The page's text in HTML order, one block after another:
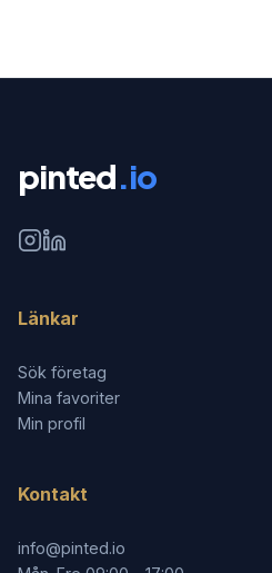
pinted.io
Länkar
Sök företag
Mina favoriter
Min profil
Kontakt
info@pinted.io